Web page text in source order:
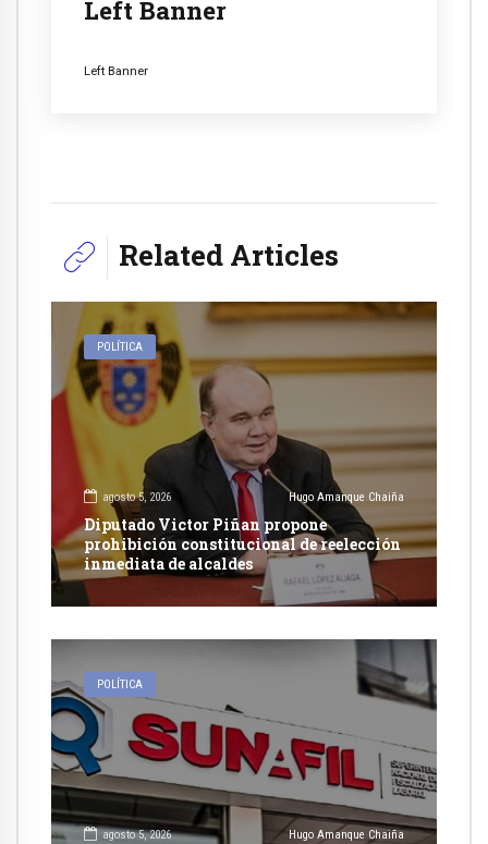
Left Banner
Left Banner
Related Articles
POLÍTICA
agosto 5, 2026 Hugo Amanque Chaiña
Diputado Victor Piñan propone
prohibición constitucional de reelección
inmediata de alcaldes
POLÍTICA
agosto 5, 2026 Hugo Amanque Chaiña